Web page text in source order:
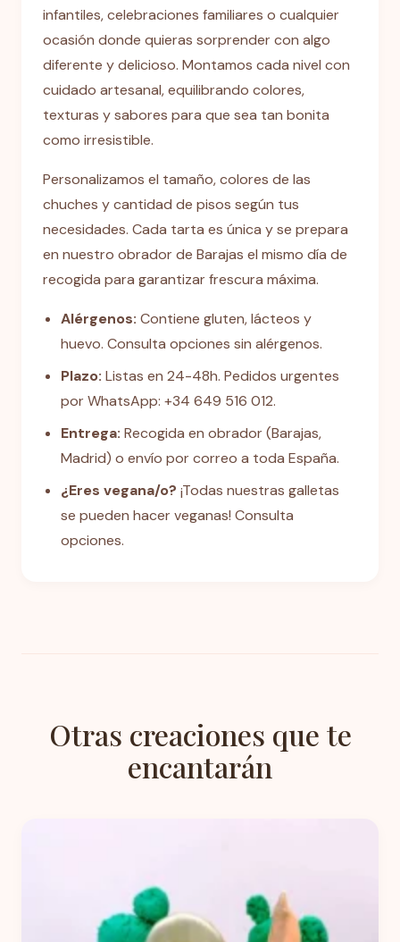
infantiles, celebraciones familiares o cualquier
ocasión donde quieras sorprender con algo
diferente y delicioso. Montamos cada nivel con
cuidado artesanal, equilibrando colores,
texturas y sabores para que sea tan bonita
como irresistible.
Personalizamos el tamaño, colores de las
chuches y cantidad de pisos según tus
necesidades. Cada tarta es única y se prepara
en nuestro obrador de Barajas el mismo día de
recogida para garantizar frescura máxima.
Alérgenos: Contiene gluten, lácteos y
huevo. Consulta opciones sin alérgenos.
Plazo: Listas en 24-48h. Pedidos urgentes
por WhatsApp: +34 649 516 012.
Entrega: Recogida en obrador (Barajas,
Madrid) o envío por correo a toda España.
¿Eres vegana/o? ¡Todas nuestras galletas
se pueden hacer veganas! Consulta
opciones.
Otras creaciones que te
encantarán